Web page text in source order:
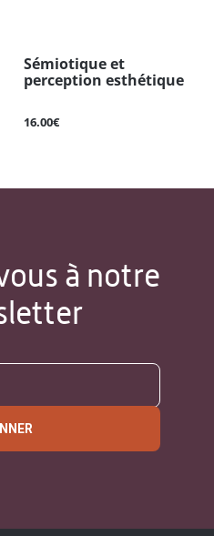
Sémiotique et
perception esthétique
16.00€
à notre